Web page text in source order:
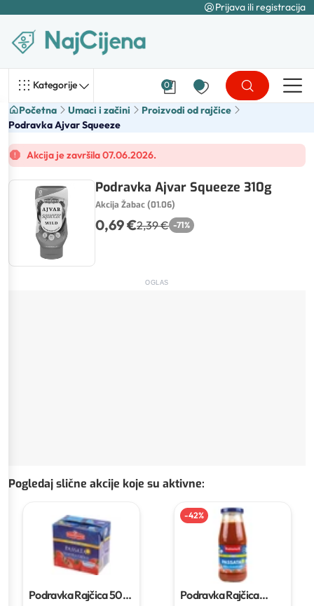
Prijava ili registracija
Kategorije 0
Početna Umaci i začini
Proizvodi od rajčice
Podravka Ajvar Squeeze
Akcija je završila 07.06.2026.
Podravka Ajvar Squeeze 310g
Akcija Žabac (01.06)
0,69 €2,39 € -71%
OGLAS
Pogledaj slične akcije koje su aktivne:
Podravka Rajčica500
-42%
Podravka Rajčica